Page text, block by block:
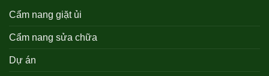
Cẩm nang giặt ủi
Cẩm nang sửa chữa
Dự án